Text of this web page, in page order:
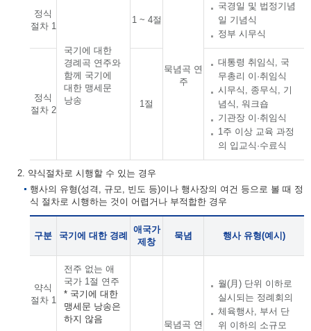
정식
절차 1
국기에 대한
경례곡 연주와
함께 국기에
대한 맹세문
낭송
1 ~ 4절
묵념곡 연
주
국경일 및 법정기념
일 기념식
정부 시무식
정식
절차 2
1절
대통령 취임식, 국
무총리 이·취임식
시무식, 종무식, 기
념식, 워크숍
기관장 이·취임식
1주 이상 교육 과정
의 입교식·수료식
2. 약식절차로 시행할 수 있는 경우
행사의 유형(성격, 규모, 빈도 등)이나 행사장의 여건 등으로 볼 때 정
식 절차로 시행하는 것이 어렵거나 부적합한 경우
구분 국기에 대한 경례
애국가
제창
묵념 행사 유형(예시)
약식
절차 1
전주 없는 애
국가 1절 연주
* 국기에 대한
맹세문 낭송은
하지 않음
묵념곡 연
월(月) 단위 이하로
실시되는 정례회의
체육행사, 부서 단
위 이하의 소규모